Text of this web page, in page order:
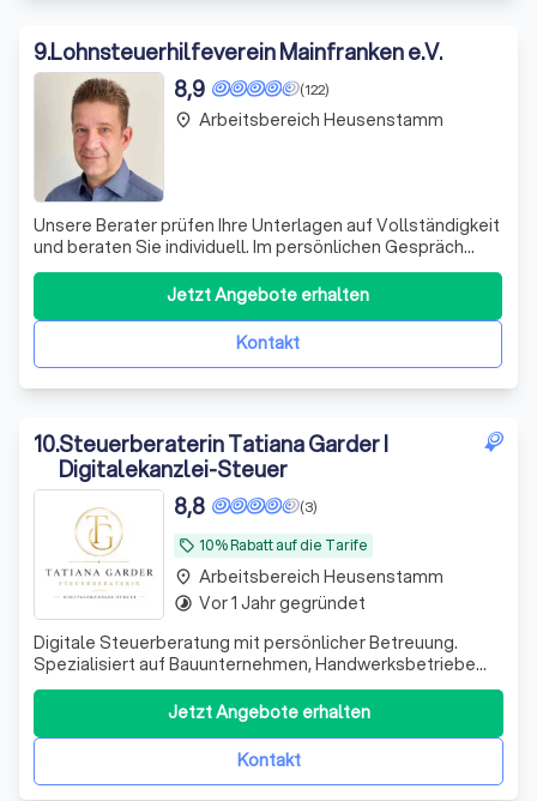
9.Lohnsteuerhilfeverein Mainfranken e.V.
(122)
8,9
Unsere Berater prüfen Ihre Unterlagen auf Vollständigkeit
und beraten Sie individuell. Im persönlichen Gespräch
werden Ihre Steuervorteile ermittelt, danach erstellen wir
Ihre Steuererklärung. Anschließend übernehmen wir die
Abwicklung mit dem Finanzamt und prüfen Ihren
Steuerbescheid auf Richtigkei
Kontakt
Jetzt Angebote erhalten
place Arbeitsbereich Heusenstamm
10.Steuerberaterin Tatiana Garder I
Digitalekanzlei-Steuer
local_offer 10% Rabatt auf die Tarife
(3)
8,8
Digitale Steuerberatung mit persönlicher Betreuung.
Spezialisiert auf Bauunternehmen, Handwerksbetriebe
und technische Dienstleister. Beratung und direkte
Ansprechpartnerin statt anonymer Großkanzlei.
Kontakt
Jetzt Angebote erhalten
place Arbeitsbereich Heusenstamm
timelapse Vor 1 Jahr gegründet